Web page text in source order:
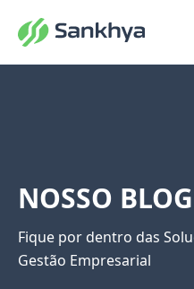
NOSSO
Fique por dentro das
Gestão Empresarial